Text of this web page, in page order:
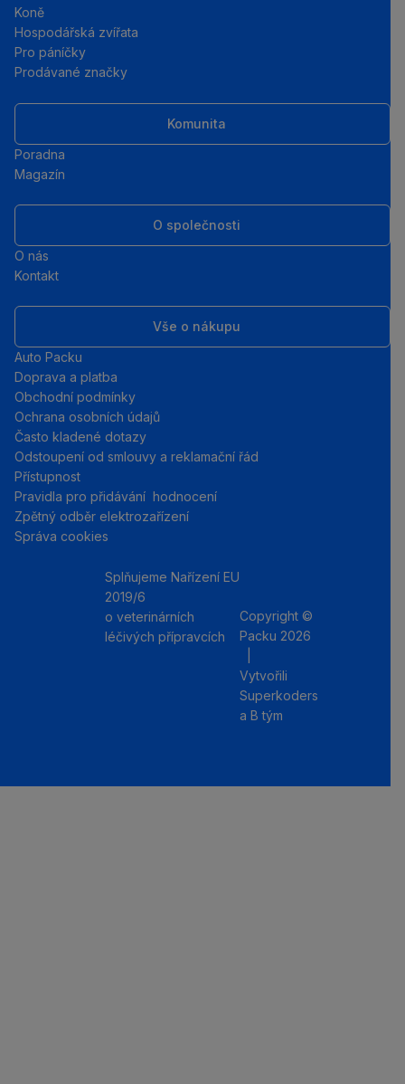
Koně
Hospodářská zvířata
Pro páníčky
Prodávané značky
Komunita
Poradna
Magazín
O společnosti
O nás
Kontakt
Vše o nákupu
Auto Packu
Doprava a platba
Obchodní podmínky
Ochrana osobních údajů
Často kladené dotazy
Odstoupení od smlouvy a reklamační řád
Přístupnost
Pravidla pro přidávání hodnocení
Zpětný odběr elektrozařízení
Správa cookies
Splňujeme Nařízení EU
2019/6
o veterinárních
léčivých přípravcích
Copyright ©
Packu 2026
Vytvořili
Superkoders
a B tým